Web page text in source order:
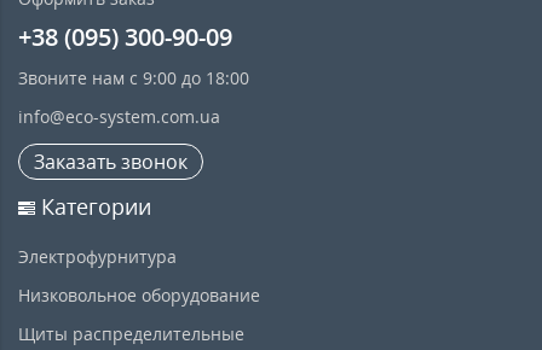
+38 (095) 300-90-09
Звоните нам с 9:00 до 18:00
info@eco-system.com.ua
Заказать звонок
Категории
Электрофурнитура
Низковольное оборудование
Щиты распределительные